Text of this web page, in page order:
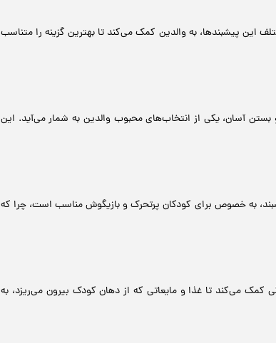
این پیشبندها، به والدین کمک می‌کند تا بهترین گزینه را متناسب
آسان، یکی از انتخاب‌های محبوب والدین به شمار می‌آید. این
به خصوص برای کودکان پرتحرک و بازیگوش مناسب است، چرا که
می‌کند تا غذا و مایعاتی که از دهان کودک بیرون می‌ریزد، به